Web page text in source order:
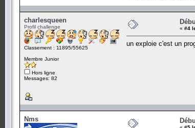
charlesqueen
Profil challenge
Classement : 11895/55625
Membre Junior
Hors ligne
Messages: 82
« #4
un exploie c'est un
Nms